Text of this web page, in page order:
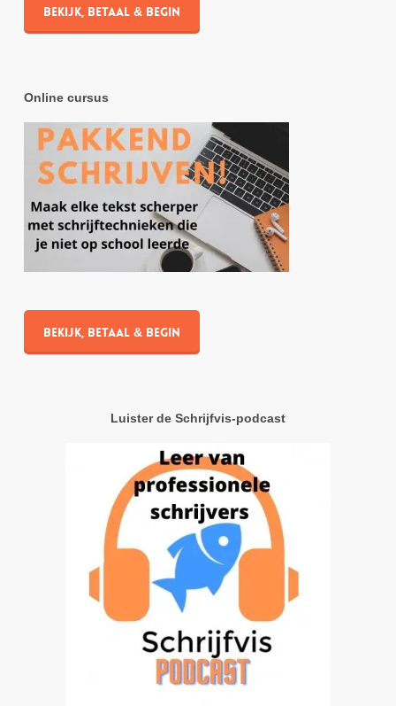
Bekijk, betaal & begin
Online cursus
Bekijk, betaal & begin
Luister de Schrijfvis-podcast